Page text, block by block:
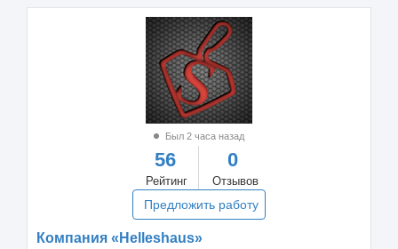
Был 2 часа назад
56
Рейтинг
0
Отзывов
Предложить работу
Компания «Helleshaus»